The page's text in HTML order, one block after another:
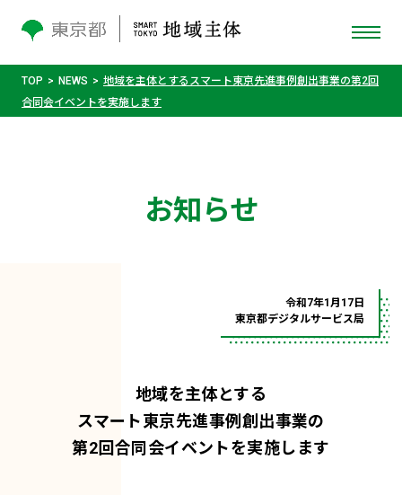
TOP NEWS
地域を主体とするスマート東京先進事例創出事業の第2回
合同会イベントを実施します
お知らせ
令和7年1月17日
東京都デジタルサービス局
地域を主体とする
スマート東京先進事例創出事業の
第2回合同会イベントを実施します